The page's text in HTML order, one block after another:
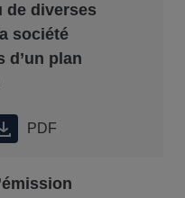
de diverses
société
d’un plan
PDF